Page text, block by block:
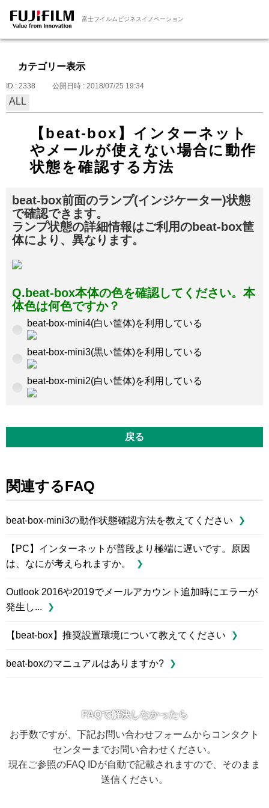
富士フイルムビジネスイノベーション
カテゴリー表示
ID : 2338 公開日時 : 2018/07/25 19:34
ALL
【beat-box】インターネット
やメールが使えない場合に動作
状態を確認する方法
beat-box前面のランプ(インジケーター)状態
で確認できます。
ランプ状態の詳細情報はご利用のbeat-box筐
体により、異なります。
Q.beat-box本体の色を確認してください。本
体色は何色ですか？
beat-box-mini4(白い筐体)を利用している
beat-box-mini3(黒い筐体)を利用している
beat-box-mini2(白い筐体)を利用している
戻る
関連するFAQ
beat-box-mini3の動作状態確認方法を教えてください
【PC】インターネットが普段より極端に遅いです。原因
は、なにが考えられますか。
Outlook 2016や2019でメールアカウント追加時にエラーが
発生し...
【beat-box】推奨設置環境について教えてください
beat-boxのマニュアルはありますか?
FAQで解決しなかったら
お手数ですが、下記お問い合わせフォームからコンタクト
センターまでお問い合わせください。
現在ご参照のFAQ IDが自動で記載されますので、そのまま
送信ください。